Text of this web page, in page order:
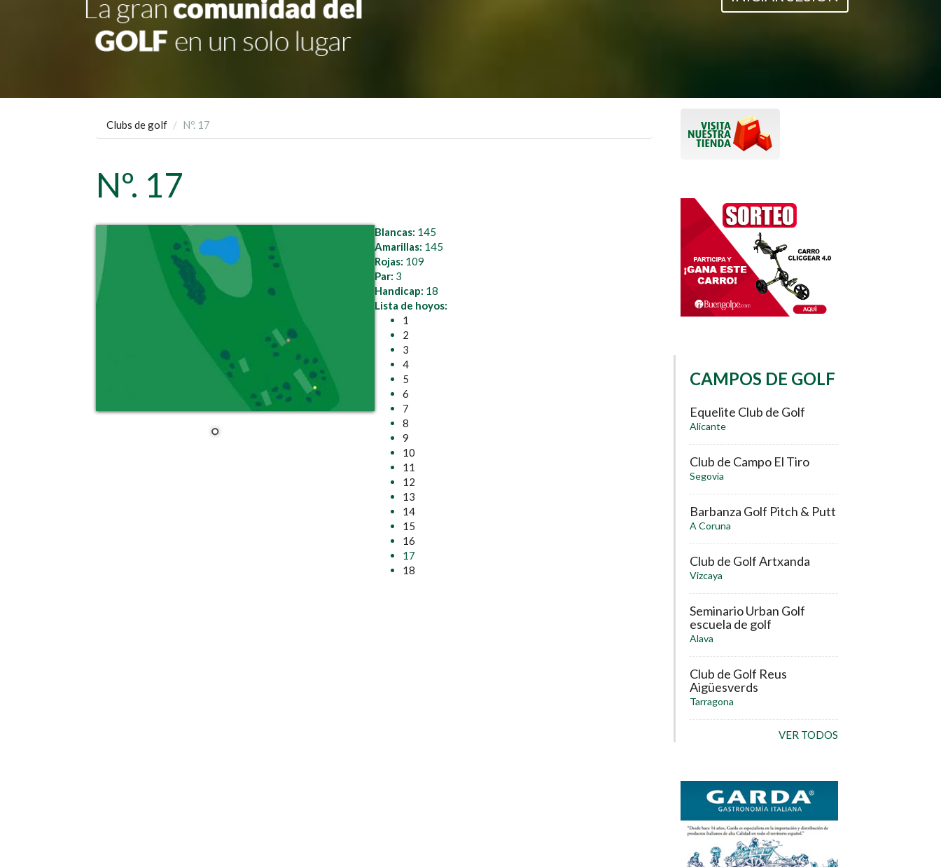
Clubs de golf Nº. 17
Nº. 17
Blancas: 145
Amarillas: 145
Rojas: 109
Par: 3
Handicap: 18
Lista de hoyos:
1
2
3
4
5
6
7
8
9
10
11
12
13
14
15
16
17
18
CAMPOS DE GOLF
Equelite Club de Golf
Alicante
Club de Campo El Tiro
Segovia
Barbanza Golf Pitch & Putt
A Coruna
Club de Golf Artxanda
Vizcaya
Seminario Urban Golf
escuela de golf
Alava
Club de Golf Reus
Aigüesverds
Tarragona
VER TODOS